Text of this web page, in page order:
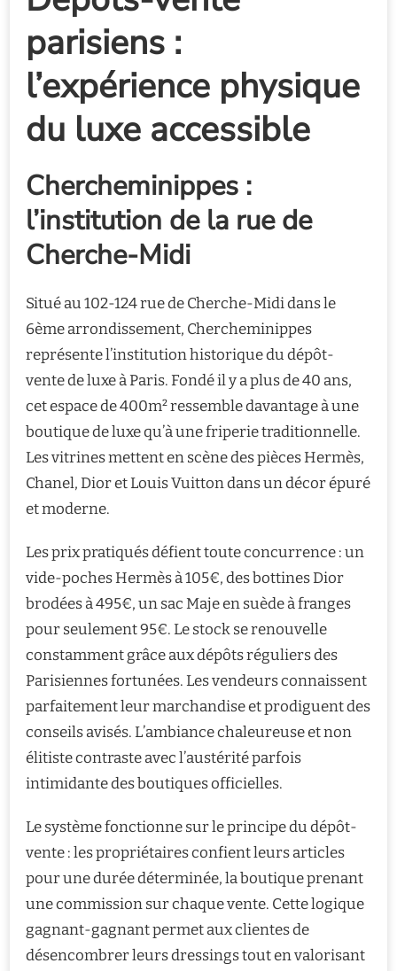
parisiens :
l’expérience physique
du luxe accessible
Chercheminippes :
l’institution de la rue de
Cherche-Midi
Situé au 102-124 rue de Cherche-Midi dans le
6ème arrondissement, Chercheminippes
représente l’institution historique du dépôt-
vente de luxe à Paris. Fondé il y a plus de 40 ans,
cet espace de 400m² ressemble davantage à une
boutique de luxe qu’à une friperie traditionnelle.
Les vitrines mettent en scène des pièces Hermès,
Chanel, Dior et Louis Vuitton dans un décor épuré
et moderne.
Les prix pratiqués défient toute concurrence : un
vide-poches Hermès à 105€, des bottines Dior
brodées à 495€, un sac Maje en suède à franges
pour seulement 95€. Le stock se renouvelle
constamment grâce aux dépôts réguliers des
Parisiennes fortunées. Les vendeurs connaissent
parfaitement leur marchandise et prodiguent des
conseils avisés. L’ambiance chaleureuse et non
élitiste contraste avec l’austérité parfois
intimidante des boutiques officielles.
Le système fonctionne sur le principe du dépôt-
vente : les propriétaires confient leurs articles
pour une durée déterminée, la boutique prenant
une commission sur chaque vente. Cette logique
gagnant-gagnant permet aux clientes de
désencombrer leurs dressings tout en valorisant